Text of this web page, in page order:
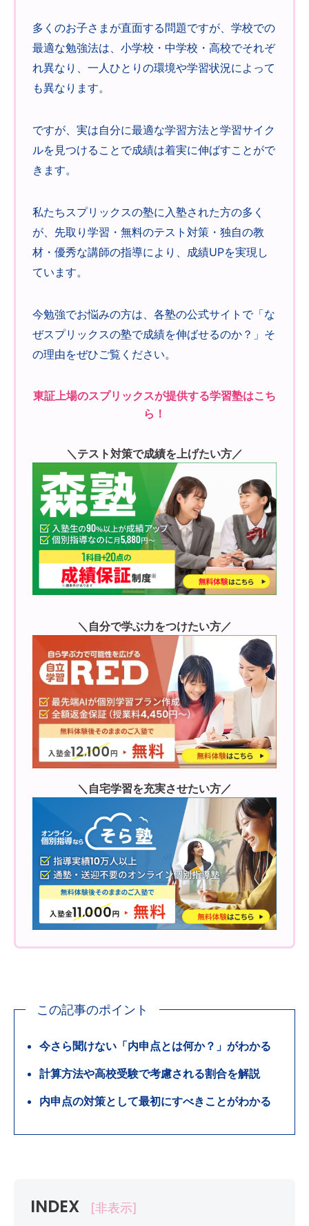
多くのお子さまが直面する問題ですが、学校での
最適な勉強法は、小学校・中学校・高校でそれぞ
れ異なり、一人ひとりの環境や学習状況によって
も異なります。
ですが、実は自分に最適な学習方法と学習サイク
ルを見つけることで成績は着実に伸ばすことがで
きます。
私たちスプリックスの塾に入塾された方の多く
が、先取り学習・無料のテスト対策・独自の教
材・優秀な講師の指導により、成績UPを実現し
ています。
今勉強でお悩みの方は、各塾の公式サイトで「な
ぜスプリックスの塾で成績を伸ばせるのか？」そ
の理由をぜひご覧ください。
東証上場のスプリックスが提供する学習塾はこち
ら！
＼テスト対策で成績を上げたい方／
＼自分で学ぶ力をつけたい方／
＼自宅学習を充実させたい方／
この記事のポイント
今さら聞けない「内申点とは何か？」がわかる
計算方法や高校受験で考慮される割合を解説
内申点の対策として最初にすべきことがわかる
INDEX [非表示]